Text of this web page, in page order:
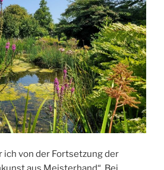
ich von der Fortsetzung der